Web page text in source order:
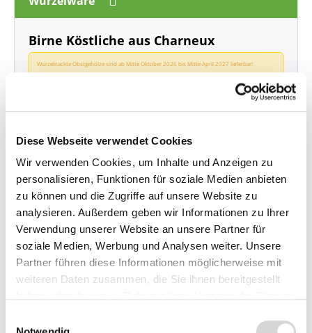
Diese Webseite verwendet Cookies
Wir verwenden Cookies, um Inhalte und Anzeigen zu
personalisieren, Funktionen für soziale Medien anbieten
zu können und die Zugriffe auf unsere Website zu
analysieren. Außerdem geben wir Informationen zu Ihrer
Verwendung unserer Website an unsere Partner für
soziale Medien, Werbung und Analysen weiter. Unsere
Partner führen diese Informationen möglicherweise mit
weiteren Daten zusammen, die Sie ihnen bereitgestellt
Birne Köstliche aus Charneux
Wurzelnackte Obstgehölze sind ab Mitte Oktober 2026 bis Mitte April 2027 lieferbar!
, Stammhöhe 40 - 60 cm
Gesamthöhe der Pflanze ca. 120 - 160 cm
Veredlungsunterlage: Quitte A
Lieferzeit: 4 - 9 Werktage
32,90 €*
Vorbestellen
Preise inkl. MwSt.zzgl.
Versandkosten